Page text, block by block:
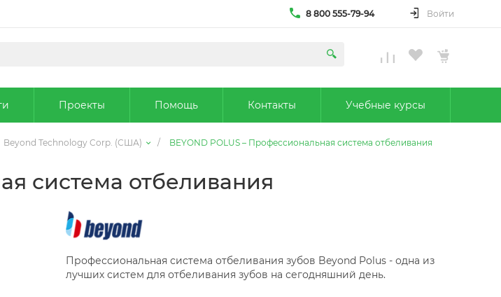
8 800 555-79-94 Войти
Проекты Помощь Контакты Учебные курсы
Beyond Technology Corp. (США) / BEYOND POLUS – Профессиональная система отбеливания
система отбеливания
Профессиональная система отбеливания зубов Beyond Polus - одна из
лучших систем для отбеливания зубов на сегодняшний день.